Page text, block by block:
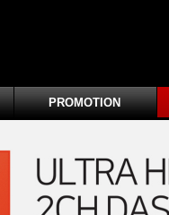
PROMOTION